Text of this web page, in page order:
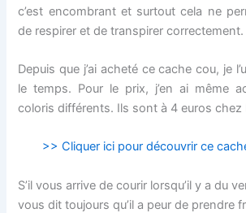
c’est encombrant et surtout cela ne
de respirer et de transpirer correctement.
Depuis que j’ai acheté ce cache cou, je
le temps. Pour le prix, j’en ai même
coloris différents. Ils sont à 4 euros chez
>> Cliquer ici pour découvrir ce
S’il vous arrive de courir lorsqu’il y a du
vous dit toujours qu’il a peur de prendre